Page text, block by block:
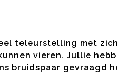
teleurstelling met zich
vieren. Jullie
bruidspaar gevraagd